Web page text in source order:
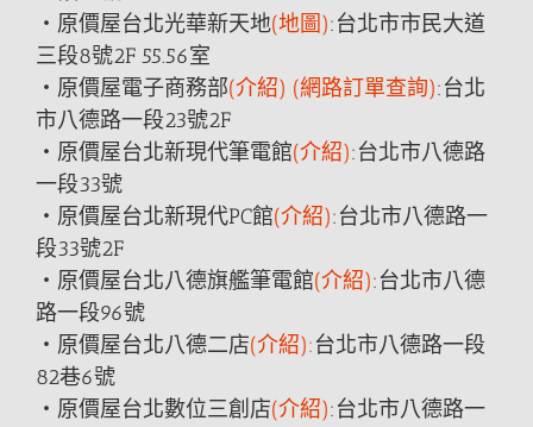
‧原價屋台北光華新天地(地圖):台北市市民大道
三段8號2F 55.56室
‧原價屋電子商務部(介紹) (網路訂單查詢):台北
市八德路一段23號2F
‧原價屋台北新現代筆電館(介紹):台北市八德路
一段33號
‧原價屋台北新現代PC館(介紹):台北市八德路一
段33號2F
‧原價屋台北八德旗艦筆電館(介紹):台北市八德
路一段96號
‧原價屋台北八德二店(介紹):台北市八德路一段
82巷6號
‧原價屋台北數位三創店(介紹):台北市八德路一